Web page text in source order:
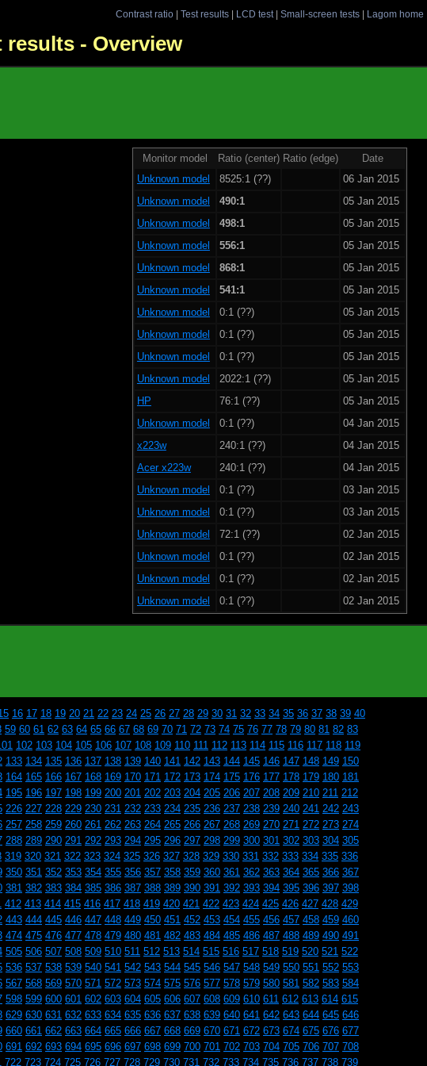
Contrast ratio| Test results| LCD test| Small-screen tests| Lagom home
- Overview
Monitor model Ratio (center) Ratio (edge)
Date
Unknown model
8525:1 (??)
06 Jan 2015
Unknown model
490:1
05 Jan 2015
Unknown model
498:1
05 Jan 2015
Unknown model
556:1
05 Jan 2015
Unknown model
868:1
05 Jan 2015
Unknown model
541:1
05 Jan 2015
Unknown model
0:1 (??)
05 Jan 2015
Unknown model
0:1 (??)
05 Jan 2015
Unknown model
0:1 (??)
05 Jan 2015
Unknown model
2022:1 (??)
05 Jan 2015
HP
76:1 (??)
05 Jan 2015
Unknown model
0:1 (??)
04 Jan 2015
x223w
240:1 (??)
04 Jan 2015
Acer x223w
240:1 (??)
04 Jan 2015
Unknown model
0:1 (??)
03 Jan 2015
Unknown model
0:1 (??)
03 Jan 2015
Unknown model
72:1 (??)
02 Jan 2015
Unknown model
0:1 (??)
02 Jan 2015
Unknown model
0:1 (??)
02 Jan 2015
Unknown model
0:1 (??) 02 Jan 2015
16 17 18 19 20 21 22 23 24 25 26 27 28 29 30 31 32 33 34 35 36 37 38 39 40
59 60 61 62 63 64 65 66 67 68 69 70 71 72 73 74 75 76 77 78 79 80 81 82 83
102 103 104 105 106 107 108 109 110 111 112 113 114 115 116 117 118 119
133 134 135 136 137 138 139 140 141 142 143 144 145 146 147 148 149 150
164 165 166 167 168 169 170 171 172 173 174 175 176 177 178 179 180 181
195 196 197 198 199 200 201 202 203 204 205 206 207 208 209 210 211 212
226 227 228 229 230 231 232 233 234 235 236 237 238 239 240 241 242 243
257 258 259 260 261 262 263 264 265 266 267 268 269 270 271 272 273 274
288 289 290 291 292 293 294 295 296 297 298 299 300 301 302 303 304 305
319 320 321 322 323 324 325 326 327 328 329 330 331 332 333 334 335 336
350 351 352 353 354 355 356 357 358 359 360 361 362 363 364 365 366 367
381 382 383 384 385 386 387 388 389 390 391 392 393 394 395 396 397 398
412 413 414 415 416 417 418 419 420 421 422 423 424 425 426 427 428 429
443 444 445 446 447 448 449 450 451 452 453 454 455 456 457 458 459 460
474 475 476 477 478 479 480 481 482 483 484 485 486 487 488 489 490 491
505 506 507 508 509 510 511 512 513 514 515 516 517 518 519 520 521 522
536 537 538 539 540 541 542 543 544 545 546 547 548 549 550 551 552 553
567 568 569 570 571 572 573 574 575 576 577 578 579 580 581 582 583 584
598 599 600 601 602 603 604 605 606 607 608 609 610 611 612 613 614 615
629 630 631 632 633 634 635 636 637 638 639 640 641 642 643 644 645 646
660 661 662 663 664 665 666 667 668 669 670 671 672 673 674 675 676 677
691 692 693 694 695 696 697 698 699 700 701 702 703 704 705 706 707 708
722 723 724 725 726 727 728 729 730 731 732 733 734 735 736 737 738 739